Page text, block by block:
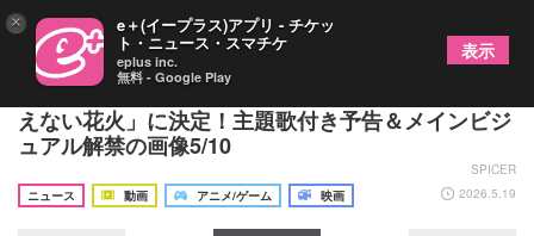
映画『君と花火と約束と』の主題歌はtimelesz「消
えない花火」に決定！主題歌付き予告＆メインビジ
ュアル解禁の画像5/10
SPICER
ニュース
動画 アニメ/ゲーム 映画 2026.5.19
× e＋(イープラス)アプリ - チケッ
ト・ニュース・スマチケ
eplus inc.
無料 - Google Play
表示